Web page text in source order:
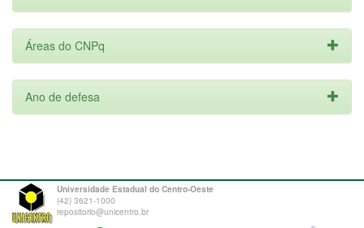
Áreas do CNPq
Ano de defesa
Universidade Estadual do Centro-Oeste
(42) 3621-1000
repositorio@unicentro.br